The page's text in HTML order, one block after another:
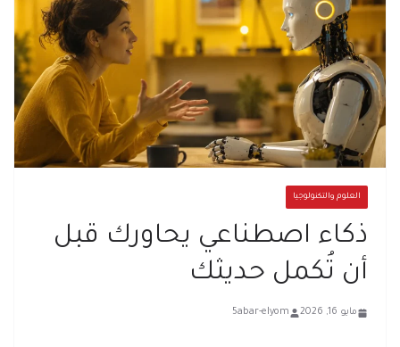
العلوم والتكنولوجيا
ذكاء اصطناعي يحاورك قبل
أن تُكمل حديثك
مايو 16, 2026 5abar-elyom